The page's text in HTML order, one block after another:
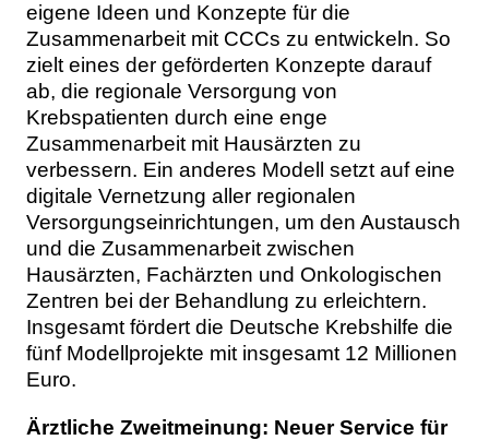
eigene Ideen und Konzepte für die
Zusammenarbeit mit CCCs zu entwickeln. So
zielt eines der geförderten Konzepte darauf
ab, die regionale Versorgung von
Krebspatienten durch eine enge
Zusammenarbeit mit Hausärzten zu
verbessern. Ein anderes Modell setzt auf eine
digitale Vernetzung aller regionalen
Versorgungseinrichtungen, um den Austausch
und die Zusammenarbeit zwischen
Hausärzten, Fachärzten und Onkologischen
Zentren bei der Behandlung zu erleichtern.
Insgesamt fördert die Deutsche Krebshilfe die
fünf Modellprojekte mit insgesamt 12 Millionen
Euro.
Ärztliche Zweitmeinung: Neuer Service für